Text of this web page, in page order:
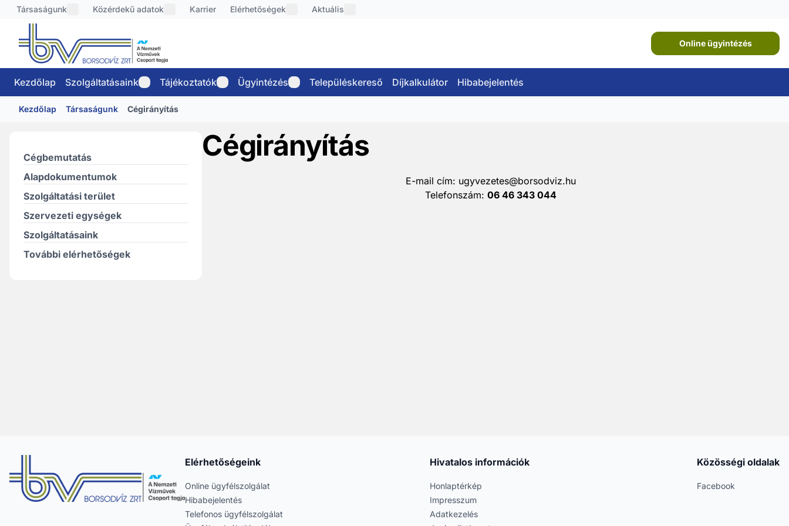
Társaságunk Közérdekű adatok Karrier Elérhetőségek Aktuális
Online ügyintézés
Kezdőlap Szolgáltatásaink Tájékoztatók Ügyintézés Településkereső Díjkalkulátor Hibabejelentés
Kezdőlap Társaságunk Cégirányítás
Cégbemutatás
Alapdokumentumok
Szolgáltatási terület
Szervezeti egységek
Szolgáltatásaink
További elérhetőségek
Cégirányítás
E-mail cím: ugyvezetes@borsodviz.hu
Telefonszám: 06 46 343 044
Elérhetőségeink
Online ügyfélszolgálat
Hibabejelentés
Telefonos ügyfélszolgálat
Hivatalos információk
Honlaptérkép
Impresszum
Adatkezelés
Közösségi oldalak
Facebook